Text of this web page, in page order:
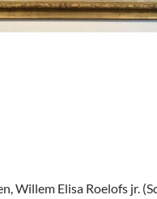
Willem Elisa Roelofs jr.